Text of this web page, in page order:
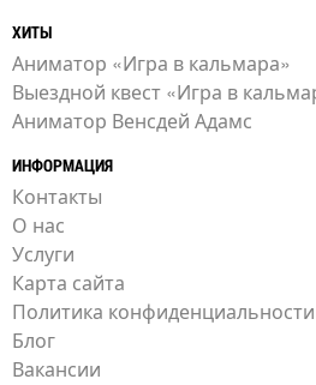
ХИТЫ
Аниматор «Игра в кальмара»
Выездной квест «Игра в
Аниматор Венсдей Адамс
ИНФОРМАЦИЯ
Контакты
О нас
Услуги
Карта сайта
Политика конфиденциальности
Блог
Вакансии